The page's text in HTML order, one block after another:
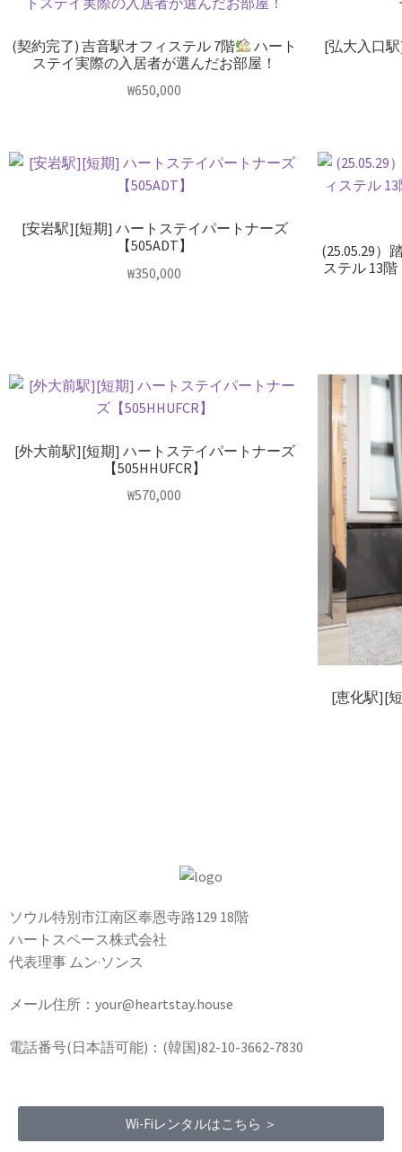
(契約完了) 吉音駅オフィステル 7階
ハート
ステイ実際の入居者が選んだお部屋！
₩650,000
[弘大入口
[安岩駅][短期] ハートステイパートナーズ
【505ADT】
₩350,000
(25.05.29）
ステル 13階
[外大前駅][短期] ハートステイパートナーズ
【505HHUFCR】
₩570,000
[恵化駅][
ソウル特別市江南区奉恩寺路129 18階
ハートスペース株式会社
代表理事 ムン·ソンス
メール住所：your@heartstay.house
電話番号(日本語可能)：(韓国)82-10-3662-7830
Wi-Fiレンタルはこちら ＞